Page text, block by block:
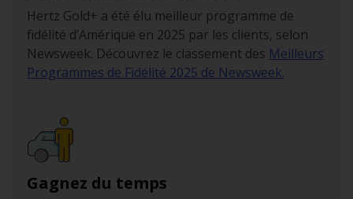
Hertz Gold+ a été élu meilleur programme de
fidélité d’Amérique en 2025 par les clients, selon
Newsweek. Découvrez le classement des Meilleurs
Programmes de Fidélité 2025 de Newsweek.
Gagnez du temps